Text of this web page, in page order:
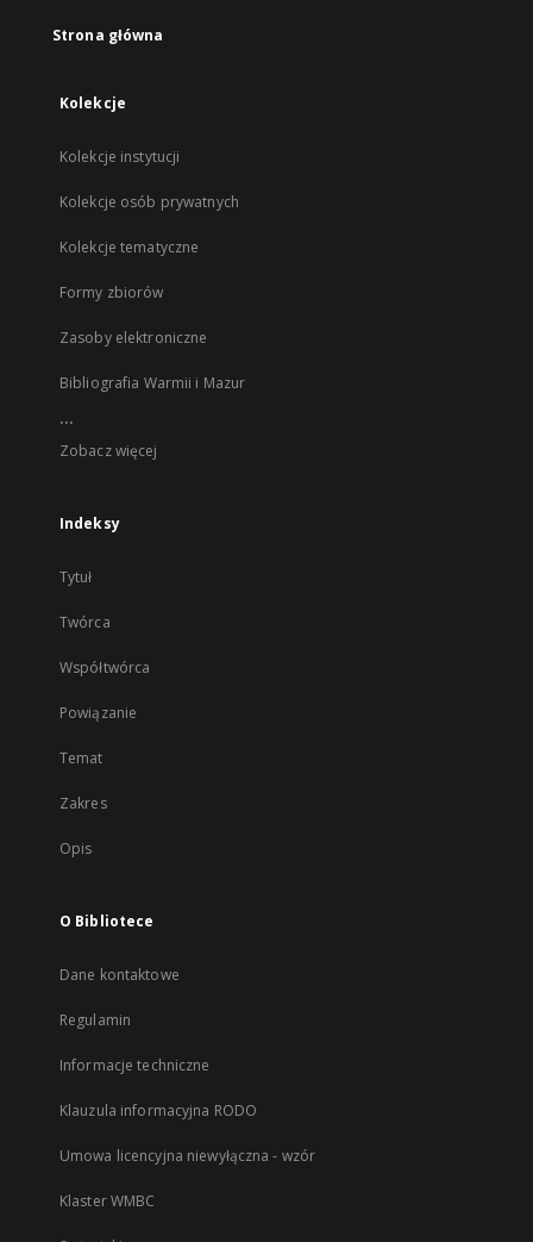
Strona główna
Kolekcje
Kolekcje instytucji
Kolekcje osób prywatnych
Kolekcje tematyczne
Formy zbiorów
Zasoby elektroniczne
Bibliografia Warmii i Mazur
...
Zobacz więcej
Indeksy
Tytuł
Twórca
Współtwórca
Powiązanie
Temat
Zakres
Opis
O Bibliotece
Dane kontaktowe
Regulamin
Informacje techniczne
Klauzula informacyjna RODO
Umowa licencyjna niewyłączna - wzór
Klaster WMBC